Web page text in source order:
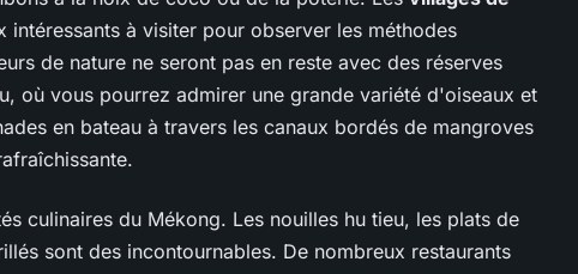
intéressants à visiter pour observer les méthodes
de nature ne seront pas en reste avec des réserves
où vous pourrez admirer une grande variété d'oiseaux et
en bateau à travers les canaux bordés de mangroves
culinaires du Mékong. Les nouilles hu tieu, les plats de
sont des incontournables. De nombreux restaurants